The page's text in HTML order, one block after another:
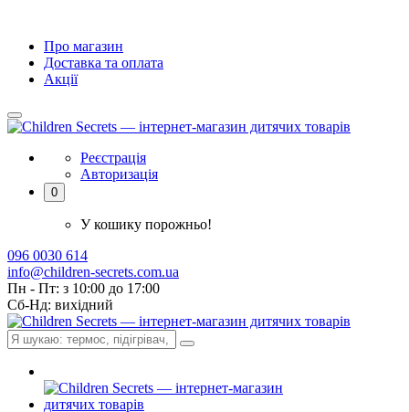
Про магазин
Доставка та оплата
Акції
Реєстрація
Авторизація
0
У кошику порожньо!
096 0030 614
info@children-secrets.com.ua
Пн - Пт: з 10:00 до 17:00
Сб-Нд: вихідний